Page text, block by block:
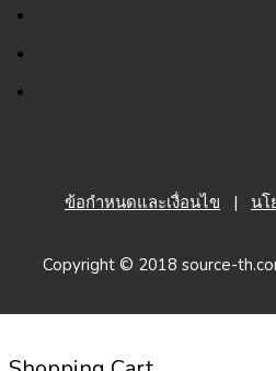
ข้อกำหนดและเงื่อนไข | นโ
Copyright © 2018 source-